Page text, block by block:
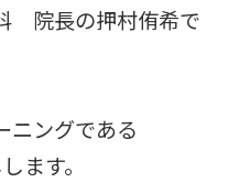
院長の押村侑希で
ニングである
ます。